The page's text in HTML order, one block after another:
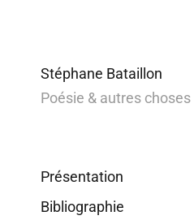
Stéphane Bataillon
Poésie & autres choses
Présentation
Bibliographie